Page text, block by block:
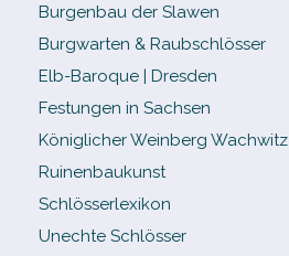
Burgenbau der Slawen
Burgwarten & Raubschlösser
Elb-​Baroque | Dresden
Festungen in Sachsen
Königlicher Weinberg Wachwitz
Ruinenbaukunst
Schlösserlexikon
Unechte Schlösser